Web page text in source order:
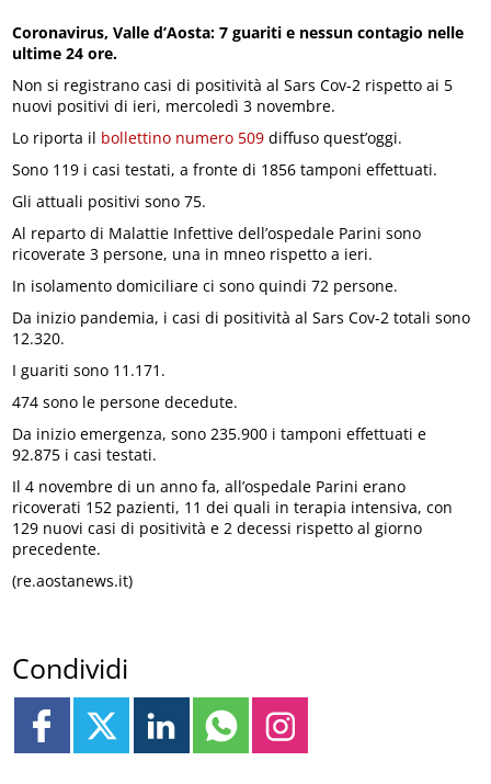
Coronavirus, Valle d’Aosta: 7 guariti e nessun contagio nelle
ultime 24 ore.
Non si registrano casi di positività al Sars Cov-2 rispetto ai 5
nuovi positivi di ieri, mercoledì 3 novembre.
Lo riporta il bollettino numero 509 diffuso quest’oggi.
Sono 119 i casi testati, a fronte di 1856 tamponi effettuati.
Gli attuali positivi sono 75.
Al reparto di Malattie Infettive dell’ospedale Parini sono
ricoverate 3 persone, una in mneo rispetto a ieri.
In isolamento domiciliare ci sono quindi 72 persone.
Da inizio pandemia, i casi di positività al Sars Cov-2 totali sono
12.320.
I guariti sono 11.171.
474 sono le persone decedute.
Da inizio emergenza, sono 235.900 i tamponi effettuati e
92.875 i casi testati.
Il 4 novembre di un anno fa, all’ospedale Parini erano
ricoverati 152 pazienti, 11 dei quali in terapia intensiva, con
129 nuovi casi di positività e 2 decessi rispetto al giorno
precedente.
(re.aostanews.it)
Condividi